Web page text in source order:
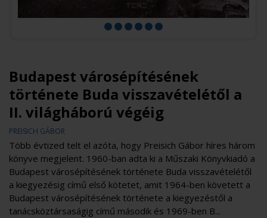
Budapest városépítésének
története Buda visszavételétől a
II. világháború végéig
PREISICH GÁBOR
Több évtized telt el azóta, hogy Preisich Gábor híres három
könyve megjelent. 1960-ban adta ki a Műszaki Könyvkiadó a
Budapest városépítésének története Buda visszavételétől
a kiegyezésig című első kötetet, amit 1964-ben követett a
Budapest városépítésének története a kiegyezéstől a
tanácsköztársaságig című második és 1969-ben B...